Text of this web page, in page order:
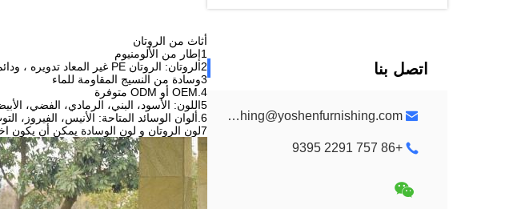
اتصل بنا
yoshenfurnishing@yoshenfurnishing.com
+86 757 2291 9395
أثاث من الروتان
1إطار من الألومنيوم
2الروتان: الروتان PE غير المعاد تدويره ، ودائم ومقاوم للأشعة فوق البنفسجية
3وسادة من النسيج المقاومة للماء
4.OEM أو ODM متوفرة
5اللون: الأسود، البني، الرمادي، الفضي، الأبيض الخ اللون اختياري.
6.ألوان الوسائد المتاحة: الأنيس، الفيروز، التوت، الماستيك، الشوكولاتة، الزمرد، الأنتراسيت، الأبيض، الخ
7لون الروتان و لون الوسادة يمكن أن يكون اختياري